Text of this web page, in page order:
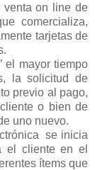
venta on line de
comercializa,
tarjetas de
el mayor tiempo
la solicitud de
previo al pago,
o bien de
uno nuevo.
se inicia
el cliente en el
ítems que